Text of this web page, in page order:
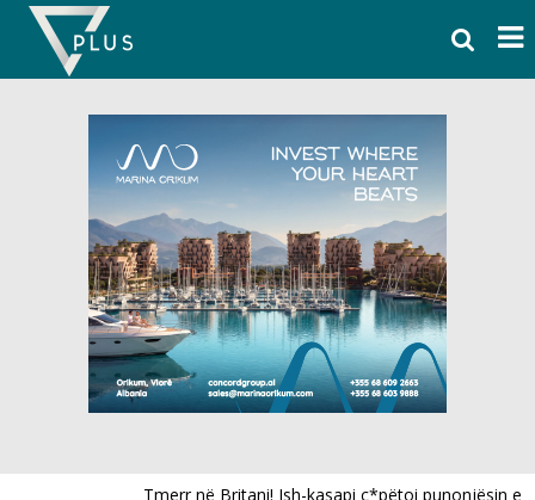
Skip
content
Tmerr në Britani! Ish-kasapi c*pëtoi punonjësin e